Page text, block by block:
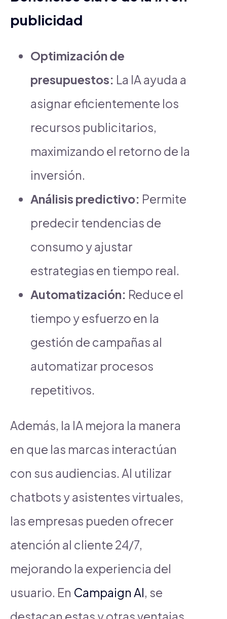
publicidad
Optimización de
presupuestos: La IA ayuda a
asignar eficientemente los
recursos publicitarios,
maximizando el retorno de la
inversión.
Análisis predictivo: Permite
predecir tendencias de
consumo y ajustar
estrategias en tiempo real.
Automatización: Reduce el
tiempo y esfuerzo en la
gestión de campañas al
automatizar procesos
repetitivos.
Además, la IA mejora la manera
en que las marcas interactúan
con sus audiencias. Al utilizar
chatbots y asistentes virtuales,
las empresas pueden ofrecer
atención al cliente 24/7,
mejorando la experiencia del
usuario. En Campaign AI, se